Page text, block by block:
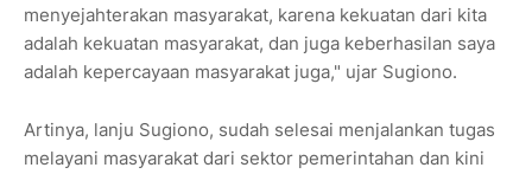
menyejahterakan masyarakat, karena kekuatan dari kita
adalah kekuatan masyarakat, dan juga keberhasilan saya
adalah kepercayaan masyarakat juga," ujar Sugiono.
Artinya, lanju Sugiono, sudah selesai menjalankan tugas
melayani masyarakat dari sektor pemerintahan dan kini